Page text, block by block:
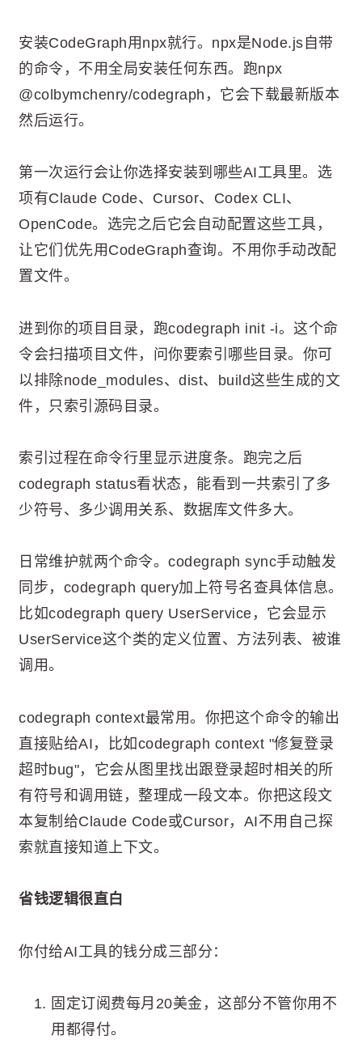
安装CodeGraph用npx就行。npx是Node.js自带
的命令，不用全局安装任何东西。跑npx
@colbymchenry/codegraph，它会下载最新版本
然后运行。
第一次运行会让你选择安装到哪些AI工具里。选
项有Claude Code、Cursor、Codex CLI、
OpenCode。选完之后它会自动配置这些工具，
让它们优先用CodeGraph查询。不用你手动改配
置文件。
进到你的项目目录，跑codegraph init -i。这个命
令会扫描项目文件，问你要索引哪些目录。你可
以排除node_modules、dist、build这些生成的文
件，只索引源码目录。
索引过程在命令行里显示进度条。跑完之后
codegraph status看状态，能看到一共索引了多
少符号、多少调用关系、数据库文件多大。
日常维护就两个命令。codegraph sync手动触发
同步，codegraph query加上符号名查具体信息。
比如codegraph query UserService，它会显示
UserService这个类的定义位置、方法列表、被谁
调用。
codegraph context最常用。你把这个命令的输出
直接贴给AI，比如codegraph context "修复登录
超时bug"，它会从图里找出跟登录超时相关的所
有符号和调用链，整理成一段文本。你把这段文
本复制给Claude Code或Cursor，AI不用自己探
索就直接知道上下文。
省钱逻辑很直白
你付给AI工具的钱分成三部分：
固定订阅费每月20美金，这部分不管你用不
用都得付。